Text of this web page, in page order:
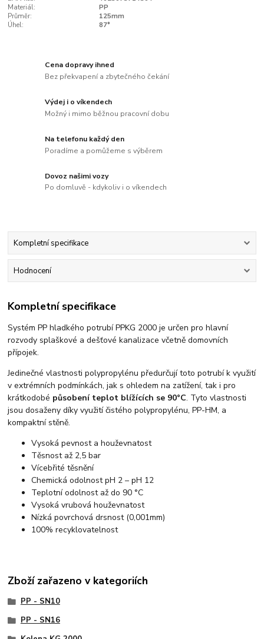
Materiál:
PP
Průměr:
125mm
Úhel:
87°
Cena dopravy ihned
Bez překvapení a zbytečného čekání
Výdej i o víkendech
Možný i mimo běžnou pracovní dobu
Na telefonu každý den
Poradíme a pomůžeme s výběrem
Dovoz našimi vozy
Po domluvě - kdykoliv i o víkendech
Kompletní specifikace
Hodnocení
Kompletní specifikace
Systém PP hladkého potrubí PPKG 2000 je určen pro hlavní
rozvody splaškové a dešťové kanalizace včetně domovních
přípojek.
Jedinečné vlastnosti polypropylénu předurčují toto potrubí k využití
v extrémních podmínkách, jak s ohledem na zatížení, tak i pro
krátkodobé působení teplot blížících se 90°C. Tyto vlastnosti
jsou dosaženy díky využití čistého polypropylénu, PP-HM, a
kompaktní stěně.
Vysoká pevnost a houževnatost
Těsnost až 2,5 bar
Vícebřité těsnění
Chemická odolnost pH 2 – pH 12
Teplotní odolnost až do 90 °C
Vysoká vrubová houževnatost
Nízká povrchová drsnost (0,001mm)
100% recyklovatelnost
Zboží zařazeno v kategoriích
PP - SN10
PP - SN16